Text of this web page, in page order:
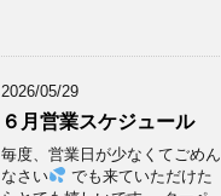
2026/05/29
６月営業スケジュール
毎度、営業日が少なくてごめん
なさい
でも来ていただけた